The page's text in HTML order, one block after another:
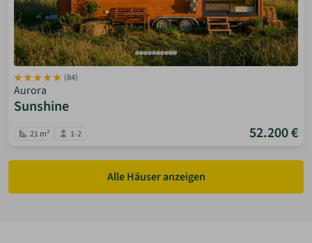
(84)
Aurora
Sunshine
21 m² 1-2 52.200 €
Alle Häuser anzeigen